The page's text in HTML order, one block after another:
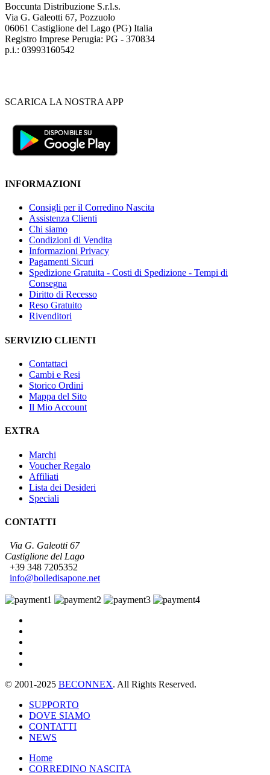
Boccunta Distribuzione S.r.l.s.
Via G. Galeotti 67, Pozzuolo
06061 Castiglione del Lago (PG) Italia
Registro Imprese Perugia: PG - 370834
p.i.: 03993160542
SCARICA LA NOSTRA APP
INFORMAZIONI
Consigli per il Corredino Nascita
Assistenza Clienti
Chi siamo
Condizioni di Vendita
Informazioni Privacy
Pagamenti Sicuri
Spedizione Gratuita - Costi di Spedizione - Tempi di
Consegna
Diritto di Recesso
Reso Gratuito
Rivenditori
SERVIZIO CLIENTI
Contattaci
Cambi e Resi
Storico Ordini
Mappa del Sito
Il Mio Account
EXTRA
Marchi
Voucher Regalo
Affiliati
Lista dei Desideri
Speciali
CONTATTI
Via G. Galeotti 67
Castiglione del Lago
+39 348 7205352
info@bolledisapone.net
© 2001-2025 BECONNEX. All Rights Reserved.
SUPPORTO
DOVE SIAMO
CONTATTI
NEWS
Home
CORREDINO NASCITA